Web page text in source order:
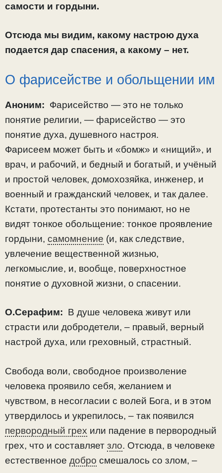
самости и гордыни.
Отсюда мы видим, какому настрою духа
подается дар спасения, а какому – нет.
О фарисействе и обольщении им
Аноним: Фарисейство — это не только
понятие религии, — фарисейство — это
понятие духа, душевного настроя.
Фарисеем может быть и «бомж» и «нищий», и
врач, и рабочий, и бедный и богатый, и учёный
и простой человек, домохозяйка, инженер, и
военный и гражданский человек, и так далее.
Кстати, протестанты это понимают, но не
видят тонкое обольщение: тонкое проявление
гордыни, самомнение (и, как следствие,
увлечение вещественной жизнью,
легкомыслие, и, вообще, поверхностное
понятие о духовной жизни, о спасении.
О.Серафим: В душе человека живут или
страсти или добродетели, – правый, верный
настрой духа, или греховный, страстный.
Свобода воли, свободное произволение
человека проявило себя, желанием и
чувством, в несогласии с волей Бога, и в этом
утвердилось и укрепилось, – так появился
первородный грех или падение в первородный
грех, что и составляет зло. Отсюда, в человеке
естественное добро смешалось со злом, –